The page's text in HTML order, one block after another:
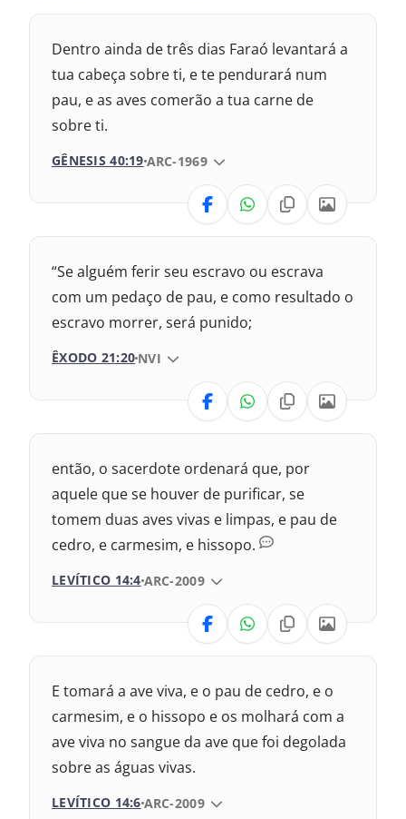
Dentro ainda de três dias Faraó levantará a
tua cabeça sobre ti, e te pendurará num
pau, e as aves comerão a tua carne de
sobre ti.
GÊNESIS 40:19 VERSÃO DA BÍBLIA
ARC-1969
VERSÃO
Nova Versão Internacional
2017 – Nova Almeida Atualizada
2009 – Almeida Revisada e Corrigida
1993 – Almeida Revisada e Atualizada
“Se alguém ferir seu escravo ou escrava
com um pedaço de pau, e como resultado o
escravo morrer, será punido;
ÊXODO 21:20 VERSÃO DA BÍBLIA
NVI
VERSÃO
2017 – Nova Almeida Atualizada
2009 – Almeida Revisada e Corrigida
1969 – Almeida Revisada e Corrigida
1993 – Almeida Revisada e Atualizada
então, o sacerdote ordenará que, por
aquele que se houver de purificar, se
tomem duas aves vivas e limpas, e pau de
cedro, e carmesim, e hissopo.
LEVÍTICO 14:4 VERSÃO DA BÍBLIA
ARC-2009
VERSÃO
Nova Versão Internacional
2017 – Nova Almeida Atualizada
1969 – Almeida Revisada e Corrigida
E tomará a ave viva, e o pau de cedro, e o
carmesim, e o hissopo e os molhará com a
ave viva no sangue da ave que foi degolada
sobre as águas vivas.
LEVÍTICO 14:6 VERSÃO DA BÍBLIA
ARC-2009